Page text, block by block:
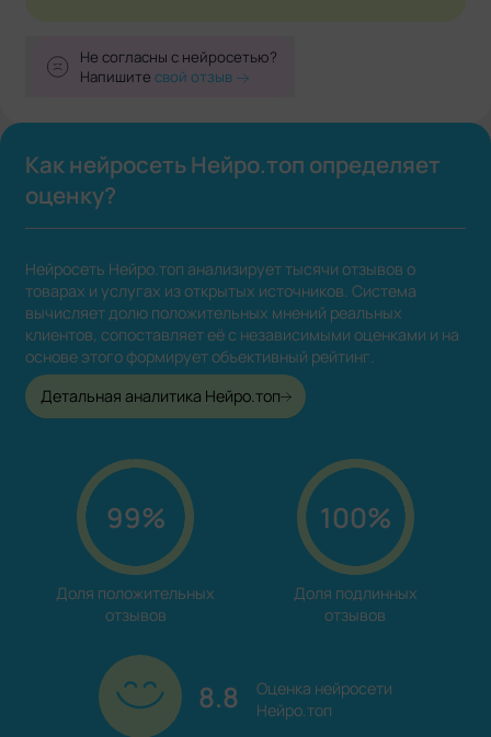
Не согласны с нейросетью?
Напишитесвой отзыв
Как нейросеть Нейро.топ определяет
оценку?
Нейросеть Нейро.топ анализирует тысячи отзывов о
товарах и услугах из открытых источников. Система
вычисляет долю положительных мнений реальных
клиентов, сопоставляет её с независимыми оценками и на
основе этого формирует объективный рейтинг.
Детальная аналитика Нейро.топ
99%
Доля положительных
отзывов
100%
Доля подлинных
отзывов
8.8
Оценка нейросети
Нейро.топ